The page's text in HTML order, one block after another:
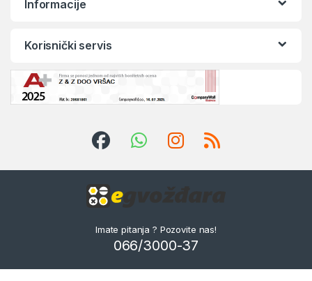
Informacije
Korisnički servis
Imate pitanja ? Pozovite nas!
066/3000-37